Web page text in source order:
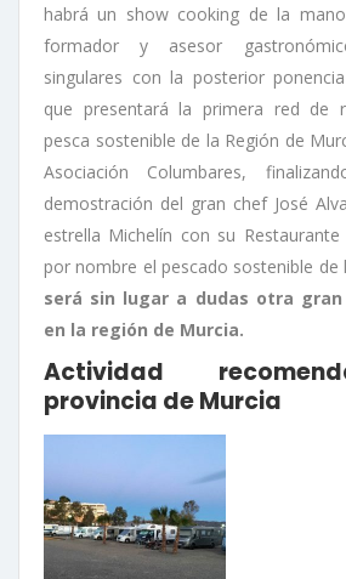
habrá un show cooking de la
formador y asesor
singulares con la posterior
que presentará la primera red de
pesca sostenible de la Región de
Asociación Columbares,
demostración del gran chef José
estrella Michelín con su
por nombre el pescado sostenible de
será sin lugar a dudas otra gran
en la región de Murcia.
Actividad
provincia de Murcia